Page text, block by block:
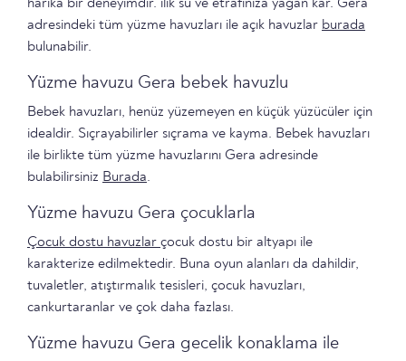
harika bir deneyimdir. ılık su ve etrafınıza yağan kar. Gera
adresindeki tüm yüzme havuzları ile açık havuzlar burada
bulunabilir.
Yüzme havuzu Gera bebek havuzlu
Bebek havuzları, henüz yüzemeyen en küçük yüzücüler için
idealdir. Sıçrayabilirler sıçrama ve kayma. Bebek havuzları
ile birlikte tüm yüzme havuzlarını Gera adresinde
bulabilirsiniz Burada.
Yüzme havuzu Gera çocuklarla
Çocuk dostu havuzlar çocuk dostu bir altyapı ile
karakterize edilmektedir. Buna oyun alanları da dahildir,
tuvaletler, atıştırmalık tesisleri, çocuk havuzları,
cankurtaranlar ve çok daha fazlası.
Yüzme havuzu Gera gecelik konaklama ile